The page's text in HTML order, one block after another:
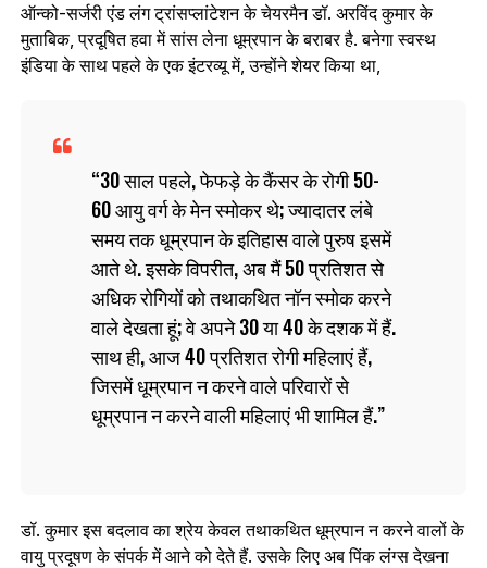
ऑन्को-सर्जरी एंड लंग ट्रांसप्लांटेशन के चेयरमैन डॉ. अरविंद कुमार के
मुताबिक, प्रदूषित हवा में सांस लेना धूम्रपान के बराबर है. बनेगा स्वस्थ
इंडिया के साथ पहले के एक इंटरव्‍यू में, उन्होंने शेयर किया था,
30 साल पहले, फेफड़े के कैंसर के रोगी 50-
60 आयु वर्ग के मेन स्‍मोकर थे; ज्यादातर लंबे
समय तक धूम्रपान के इतिहास वाले पुरुष इसमें
आते थे. इसके विपरीत, अब मैं 50 प्रतिशत से
अधिक रोगियों को तथाकथित नॉन स्‍मोक करने
वाले देखता हूं; वे अपने 30 या 40 के दशक में हैं.
साथ ही, आज 40 प्रतिशत रोगी महिलाएं हैं,
जिसमें धूम्रपान न करने वाले परिवारों से
धूम्रपान न करने वाली महिलाएं भी शामिल हैं.
डॉ. कुमार इस बदलाव का श्रेय केवल तथाकथित धूम्रपान न करने वालों के
वायु प्रदूषण के संपर्क में आने को देते हैं. उसके लिए अब पिंक लंग्‍स देखना